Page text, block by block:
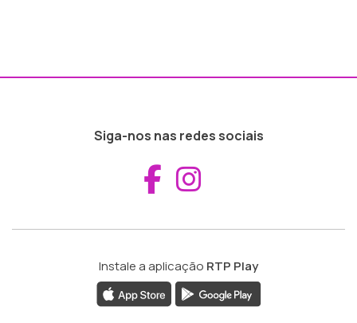
Siga-nos nas redes sociais
Aceder ao
Instale a aplicação RTP Play